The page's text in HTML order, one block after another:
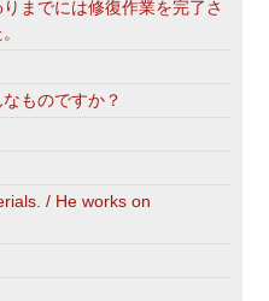
までには修復作業を完了さ
ものですか？
/ He works on